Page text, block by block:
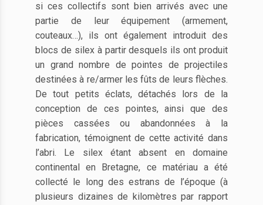
si ces collectifs sont bien arrivés avec une
partie de leur équipement (armement,
couteaux…), ils ont également introduit des
blocs de silex à partir desquels ils ont produit
un grand nombre de pointes de projectiles
destinées à re/armer les fûts de leurs flèches.
De tout petits éclats, détachés lors de la
conception de ces pointes, ainsi que des
pièces cassées ou abandonnées à la
fabrication, témoignent de cette activité dans
l’abri. Le silex étant absent en domaine
continental en Bretagne, ce matériau a été
collecté le long des estrans de l’époque (à
plusieurs dizaines de kilomètres par rapport